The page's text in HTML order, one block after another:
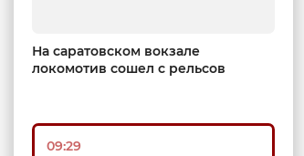
На саратовском вокзале
локомотив сошел с рельсов
09:29